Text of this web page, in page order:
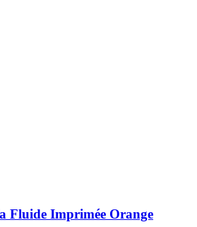
Fluide Imprimée Orange